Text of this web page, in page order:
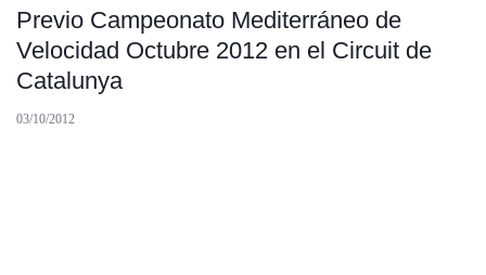
Previo Campeonato Mediterráneo de
Velocidad Octubre 2012 en el Circuit de
Catalunya
03/10/2012